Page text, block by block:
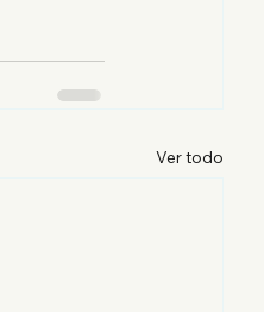
Ver todo